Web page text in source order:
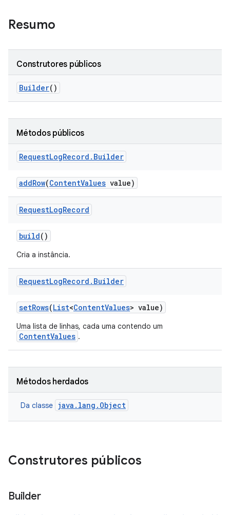
Resumo
Construtores públicos
Builder()
Métodos públicos
RequestLogRecord . Builder
addRow(ContentValues value)
RequestLogRecord
build()
Cria a instância.
RequestLogRecord . Builder
setRows(List<ContentValues> value)
Uma lista de linhas, cada uma contendo um
ContentValues .
Métodos herdados
Da classe java.lang.Object
Construtores públicos
Builder